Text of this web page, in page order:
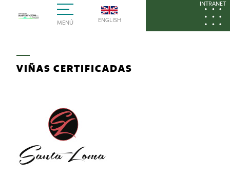
MENÚ ENGLISH
INTRANET
VIÑAS CERTIFICADAS